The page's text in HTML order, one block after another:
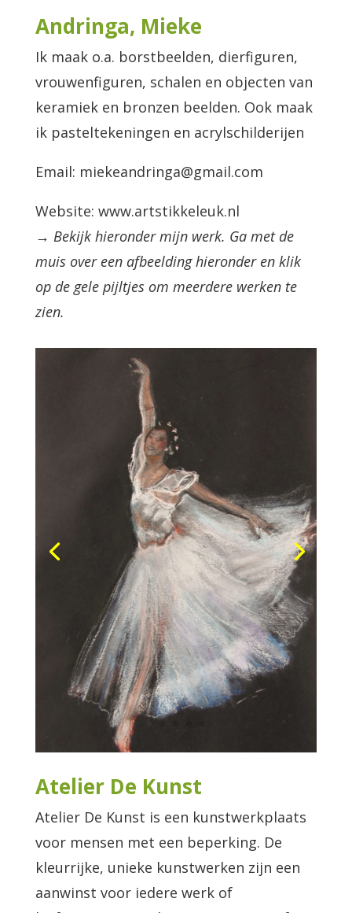
Andringa, Mieke
Ik maak o.a. borstbeelden, dierfiguren,
vrouwenfiguren, schalen en objecten van
keramiek en bronzen beelden. Ook maak
ik pasteltekeningen en acrylschilderijen
Email: miekeandringa@gmail.com
Website: www.artstikkeleuk.nl
→ Bekijk hieronder mijn werk. Ga met de
muis over een afbeelding hieronder en klik
op de gele pijltjes om meerdere werken te
zien.
Atelier De Kunst
Atelier De Kunst is een kunstwerkplaats
voor mensen met een beperking. De
kleurrijke, unieke kunstwerken zijn een
aanwinst voor iedere werk of